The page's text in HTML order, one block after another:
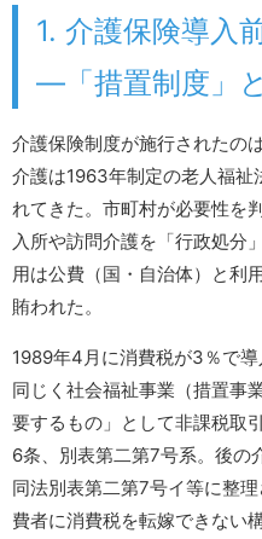
1. 介護保険導入
―「措置制度」
介護保険制度が施行されたの
介護は1963年制定の老人福祉
れてきた。市町村が必要性を
入所や訪問介護を「行政処分
用は公費（国・自治体）と利
賄われた。
1989年4月に消費税が3％で
同じく社会福祉事業（措置事
要するもの」として非課税取
6条、別表第二第7号系。後の
同法別表第二第7号イ等に整
費者に消費税を転嫁できない